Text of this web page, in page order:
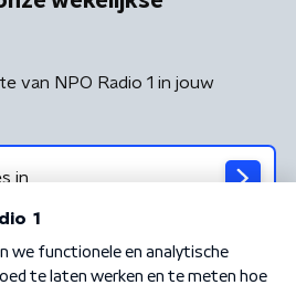
van NPO Radio 1 in jouw